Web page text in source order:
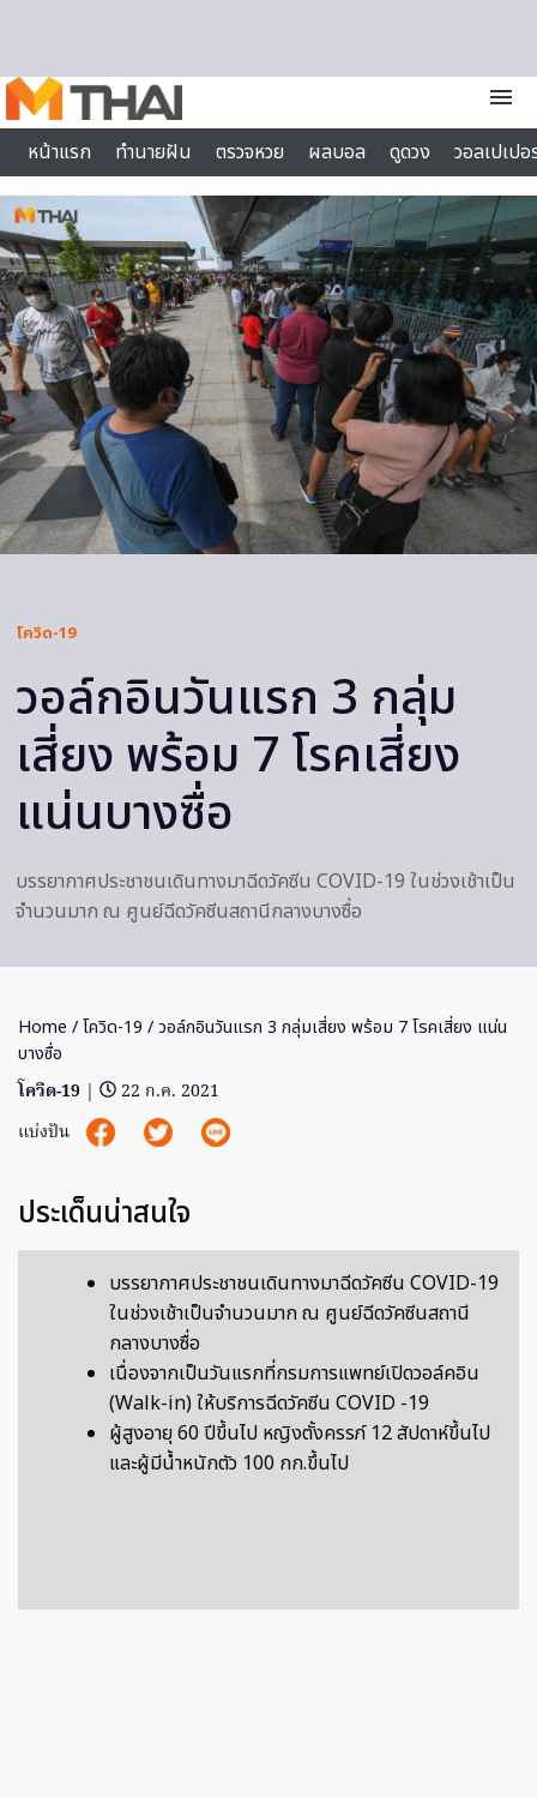
menu
หน้าแรก
ทำนายฝัน ตรวจหวย ผลบอล ดูดวง
วอลเปเป
ไลฟ์สไตล์
โควิด-19
วอล์กอินวันแรก 3 กลุ่ม
เสี่ยง พร้อม 7 โรคเสี่ยง
แน่นบางซื่อ
บรรยากาศประชาชนเดินทางมาฉีดวัคซีน COVID-19 ในช่วงเช้าเป็น
จำนวนมาก ณ ศูนย์ฉีดวัคซีนสถานีกลางบางซื่อ
Home /โควิด-19 / วอล์กอินวันแรก 3 กลุ่มเสี่ยง พร้อม 7 โรคเสี่ยง แน่น
บางซื่อ
โควิด-19 |
22 ก.ค. 2021
แบ่งปัน
ประเด็นน่าสนใจ
บรรยากาศประชาชนเดินทางมาฉีดวัคซีน COVID-19
ในช่วงเช้าเป็นจำนวนมาก ณ ศูนย์ฉีดวัคซีนสถานี
กลางบางซื่อ
เนื่องจากเป็นวันแรกที่กรมการแพทย์เปิดวอล์คอิน
(Walk-in) ให้บริการฉีดวัคซีน COVID -19
ผู้สูงอายุ 60 ปีขึ้นไป หญิงตั้งครรภ์ 12 สัปดาห์ขึ้นไป
และผู้มีน้ำหนักตัว 100 กก.ขึ้นไป